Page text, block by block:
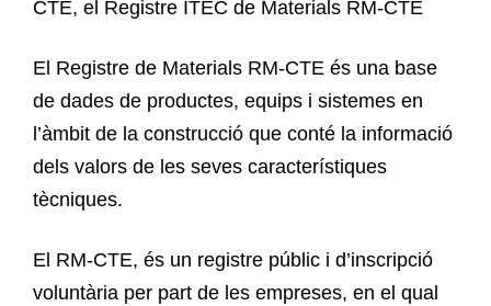
CTE, el Registre ITEC de Materials RM-CTE
El Registre de Materials RM-CTE és una base
de dades de productes, equips i sistemes en
l’àmbit de la construcció que conté la informació
dels valors de les seves característiques
tècniques.
El RM-CTE, és un registre públic i d’inscripció
voluntària per part de les empreses, en el qual